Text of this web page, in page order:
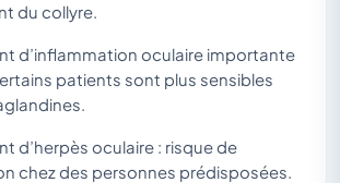
du collyre.
d’inflammation oculaire importante
patients sont plus sensibles
d’herpès oculaire : risque de
chez des personnes prédisposées.